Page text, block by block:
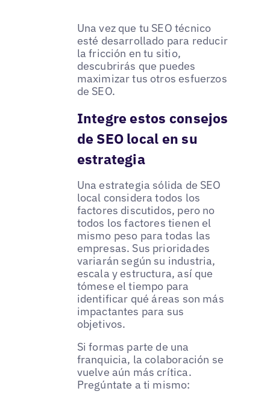
Una vez que tu SEO técnico
esté desarrollado para reducir
la fricción en tu sitio,
descubrirás que puedes
maximizar tus otros esfuerzos
de SEO.
Integre estos consejos
de SEO local en su
estrategia
Una estrategia sólida de SEO
local considera todos los
factores discutidos, pero no
todos los factores tienen el
mismo peso para todas las
empresas. Sus prioridades
variarán según su industria,
escala y estructura, así que
tómese el tiempo para
identificar qué áreas son más
impactantes para sus
objetivos.
Si formas parte de una
franquicia, la colaboración se
vuelve aún más crítica.
Pregúntate a ti mismo: